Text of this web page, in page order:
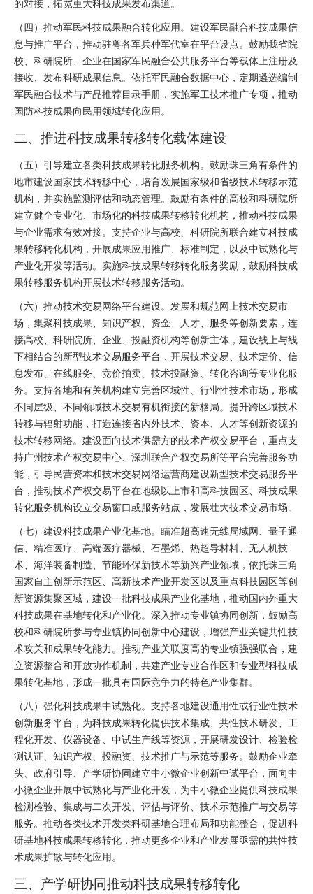
的对接，拓宽重大科技成果发布渠道。
（四）推动军民科技成果融合转化应用。建设军民融合科技成果信
息与推广平台，推动驻粤各军兵种军代室在平台设点。鼓励我省院
校、科研院所、企业在国家军民融合公共服务平台等载体上注册及
接收、发布科研成果信息。依托军民融合数据中心，定期遴选编制
军民融合技术与产品推荐目录手册，实施军工技术推广专项，推动
国防科技成果向民用领域转化应用。
二、推进科技成果转移转化载体建设
（五）引导建立各类科技成果转化服务机构。鼓励珠三角有条件的
地市建设国家技术转移中心，培育发展国家级和省级技术转移示范
机构，并实施监测评估和动态管理。鼓励有条件的高校和科研院所
建立健全专业化、市场化的科技成果转移转化机构，推动科技成果
与企业需求有效对接。支持企业与高校、科研院所联合建立科技成
果转移转化机构，开展成果应用推广、标准制定，以及中试熟化与
产业化开发等活动。实施科技成果转移转化服务奖励，鼓励科技成
果转移服务机构开展技术转移服务活动。
（六）推动技术交易网络平台建设。发展和规范网上技术交易市
场，集聚科技成果、知识产权、资金、人才、服务等创新要素，连
接高校、科研院所、企业、投融资机构等创新主体，建设线上与线
下相结合的新型技术交易服务平台，开展技术交易、技术定价、信
息发布、在线服务、竞价拍卖、技术投融资、转化咨询等专业化服
务。支持各地和有关机构建立完善区域性、行业性技术市场，形成
不同层级、不同领域技术交易有机衔接的新格局。提升跨区域技术
转移与辐射功能，打造连接省内外技术、资本、人才等创新资源的
技术转移网络。建设面向技术供需方的技术产权交易平台，重点支
持广州技术产权交易中心、深圳联合产权交易所等平台完善服务功
能，引导民营资本和技术交易网络运营商建设新型技术交易服务平
台，推动技术产权交易平台在地级以上市和高科技园区、科技成果
转化服务机构设立交易窗口或服务站点，发展壮大技术交易市场。
（七）建设科技成果产业化基地。瞄准超高速无线局域网、量子通
信、精准医疗、高端医疗器械、石墨烯、热超导材料、无人机技
术、海洋装备制造、节能环保新技术等新兴产业领域，依托珠三角
国家自主创新示范区、高新技术产业开发区以及重点科技园区等创
新资源集聚区域，建设一批科技成果产业化基地，推动国内外重大
科技成果在基地转化和产业化。深入推动专业镇协同创新，鼓励高
校和科研院所参与专业镇协同创新中心建设，增强产业关键共性技
术攻关和成果转化能力。推动产业关联度高的专业镇强强联合，建
立资源整合和开放协作机制，共建产业专业合作区和专业型科技成
果转化基地，形成一批具有国际竞争力的特色产业集群。
（八）强化科技成果中试熟化。支持各地建设通用性或行业性技术
创新服务平台，为科技成果转化提供技术集成、共性技术研发、工
程化开发、仪器设备、中试生产线等资源，开展研发设计、检验检
测认证、知识产权、投融资、技术推广与示范等服务。鼓励企业牵
头、政府引导、产学研协同建立中小微企业创新中试平台，面向中
小微企业开展中试熟化与产业化开发，为中小微企业提供科技成果
检测检验、集成与二次开发、评估与评价、技术示范推广与交易等
服务。推动各类技术开发类科研基地合理布局和功能整合，促进科
研基地科技成果转移转化，推动更多企业和产业发展亟需的共性技
术成果扩散与转化应用。
三、产学研协同推动科技成果转移转化